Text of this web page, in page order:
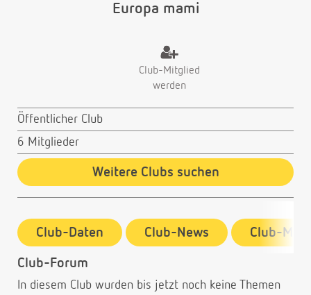
Europa mami
Club-Mitglied
werden
Öffentlicher Club
6 Mitglieder
Weitere Clubs suchen
Club-Daten Club-News Club-
Club-Forum
In diesem Club wurden bis jetzt noch keine Themen